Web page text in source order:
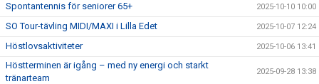
Spontantennis för seniorer 65+ 2025-10-10 10:00
SO Tour-tävling MIDI/MAXI i Lilla Edet 2025-10-07 12:24
Höstlovsaktiviteter 2025-10-06 13:41
Höstterminen är igång – med ny energi och starkt
tränarteam
2025-09-28 13:38